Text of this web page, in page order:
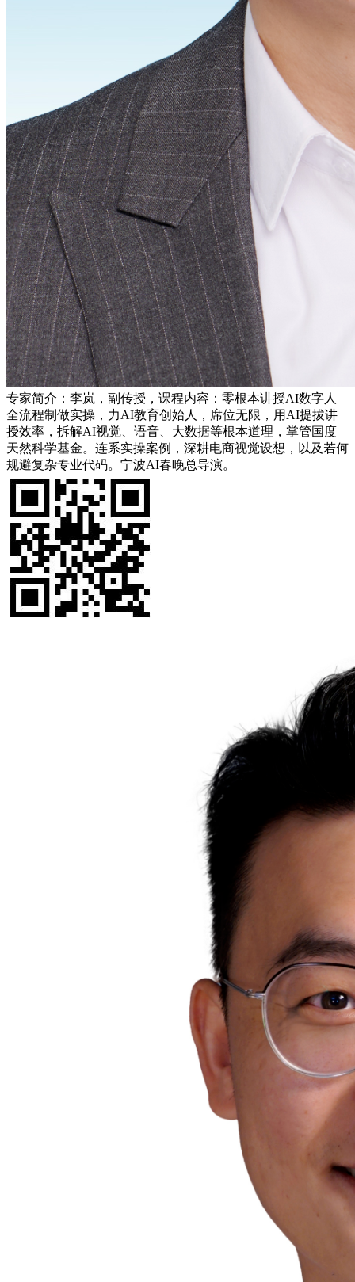
专家简介：李岚，副传授，课程内容：零根本讲授AI数字人
全流程制做实操，力AI教育创始人，席位无限，用AI提拔讲
授效率，拆解AI视觉、语音、大数据等根本道理，掌管国度
天然科学基金。连系实操案例，深耕电商视觉设想，以及若何
规避复杂专业代码。宁波AI春晚总导演。